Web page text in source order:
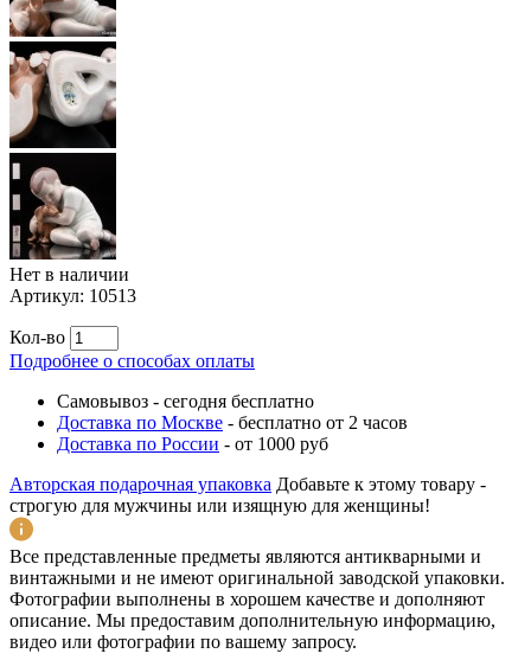
Нет в наличии
Артикул: 10513
Кол-во
Подробнее о способах оплаты
Самовывоз - сегодня бесплатно
Доставка по Москве - бесплатно от 2 часов
Доставка по России - от 1000 руб
Авторская подарочная упаковка Добавьте к этому товару -
строгую для мужчины или изящную для женщины!
Все представленные предметы являются антикварными и
винтажными и не имеют оригинальной заводской упаковки.
Фотографии выполнены в хорошем качестве и дополняют
описание. Мы предоставим дополнительную информацию,
видео или фотографии по вашему запросу.